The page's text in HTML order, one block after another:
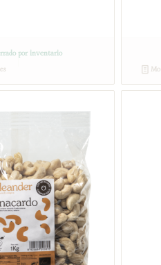
por inventario